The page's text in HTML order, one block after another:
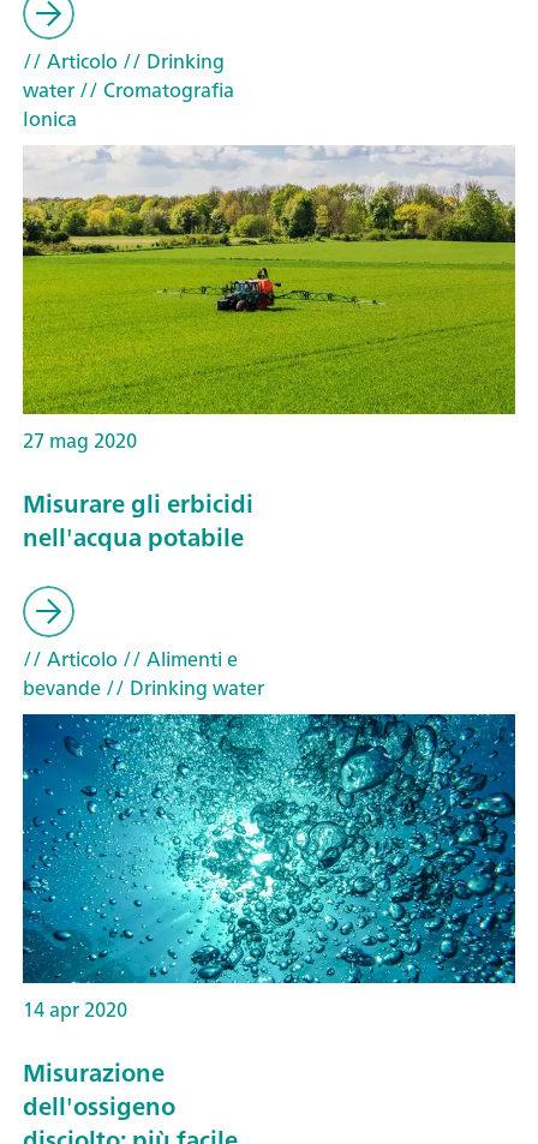
// Articolo // Drinking
water// Cromatografia
Ionica
27 mag 2020
Misurare gli erbicidi
nell'acqua potabile
// Articolo // Alimenti e
bevande// Drinking water
14 apr 2020
Misurazione
dell'ossigeno